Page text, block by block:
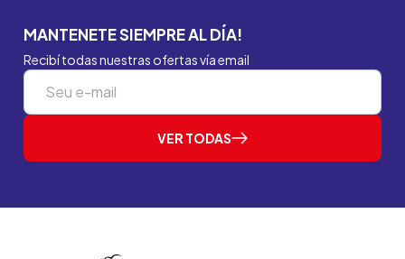
MANTENETE SIEMPRE AL DÍA!
Recibí todas nuestras ofertas vía email
VER TODAS